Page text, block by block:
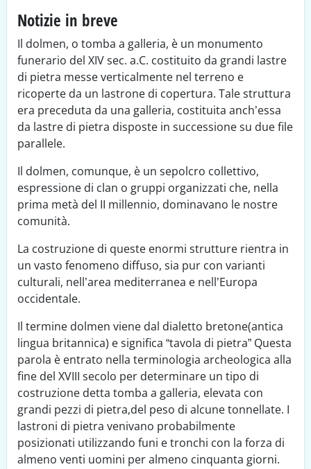
Notizie in breve
Il dolmen, o tomba a galleria, è un monumento
funerario del XIV sec. a.C. costituito da grandi lastre
di pietra messe verticalmente nel terreno e
ricoperte da un lastrone di copertura. Tale struttura
era preceduta da una galleria, costituita anch’essa
da lastre di pietra disposte in successione su due file
parallele.
Il dolmen, comunque, è un sepolcro collettivo,
espressione di clan o gruppi organizzati che, nella
prima metà del II millennio, dominavano le nostre
comunità.
La costruzione di queste enormi strutture rientra in
un vasto fenomeno diffuso, sia pur con varianti
culturali, nell’area mediterranea e nell’Europa
occidentale.
Il termine dolmen viene dal dialetto bretone(antica
lingua britannica) e significa “tavola di pietra” Questa
parola è entrato nella terminologia archeologica alla
fine del XVIII secolo per determinare un tipo di
costruzione detta tomba a galleria, elevata con
grandi pezzi di pietra,del peso di alcune tonnellate. I
lastroni di pietra venivano probabilmente
posizionati utilizzando funi e tronchi con la forza di
almeno venti uomini per almeno cinquanta giorni.